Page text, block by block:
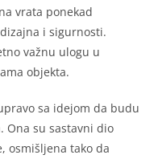
vrata ponekad
i sigurnosti.
važnu ulogu u
objekta.
sa idejom da budu
Ona su sastavni dio
osmišljena tako da